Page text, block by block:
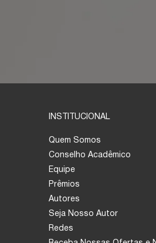
INSTITUCIONAL
Quem Somos
Conselho Acadêmico
Equipe
Prêmios
Autores
Seja Nosso Autor
Redes